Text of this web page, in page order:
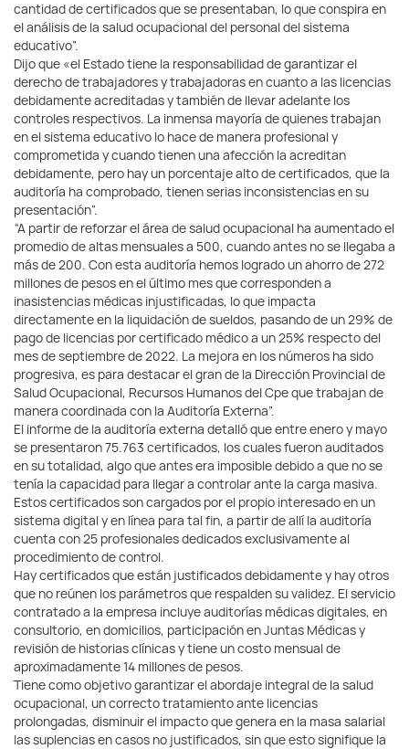
cantidad de certificados que se presentaban, lo que conspira en
el análisis de la salud ocupacional del personal del sistema
educativo”.
Dijo que «el Estado tiene la responsabilidad de garantizar el
derecho de trabajadores y trabajadoras en cuanto a las licencias
debidamente acreditadas y también de llevar adelante los
controles respectivos. La inmensa mayoría de quienes trabajan
en el sistema educativo lo hace de manera profesional y
comprometida y cuando tienen una afección la acreditan
debidamente, pero hay un porcentaje alto de certificados, que la
auditoría ha comprobado, tienen serias inconsistencias en su
presentación”.
“A partir de reforzar el área de salud ocupacional ha aumentado el
promedio de altas mensuales a 500, cuando antes no se llegaba a
más de 200. Con esta auditoría hemos logrado un ahorro de 272
millones de pesos en el último mes que corresponden a
inasistencias médicas injustificadas, lo que impacta
directamente en la liquidación de sueldos, pasando de un 29% de
pago de licencias por certificado médico a un 25% respecto del
mes de septiembre de 2022. La mejora en los números ha sido
progresiva, es para destacar el gran de la Dirección Provincial de
Salud Ocupacional, Recursos Humanos del Cpe que trabajan de
manera coordinada con la Auditoría Externa”.
El informe de la auditoría externa detalló que entre enero y mayo
se presentaron 75.763 certificados, los cuales fueron auditados
en su totalidad, algo que antes era imposible debido a que no se
tenía la capacidad para llegar a controlar ante la carga masiva.
Estos certificados son cargados por el propio interesado en un
sistema digital y en línea para tal fin, a partir de allí la auditoría
cuenta con 25 profesionales dedicados exclusivamente al
procedimiento de control.
Hay certificados que están justificados debidamente y hay otros
que no reúnen los parámetros que respalden su validez. El servicio
contratado a la empresa incluye auditorías médicas digitales, en
consultorio, en domicilios, participación en Juntas Médicas y
revisión de historias clínicas y tiene un costo mensual de
aproximadamente 14 millones de pesos.
Tiene como objetivo garantizar el abordaje integral de la salud
ocupacional, un correcto tratamiento ante licencias
prolongadas, disminuir el impacto que genera en la masa salarial
las suplencias en casos no justificados, sin que esto signifique la